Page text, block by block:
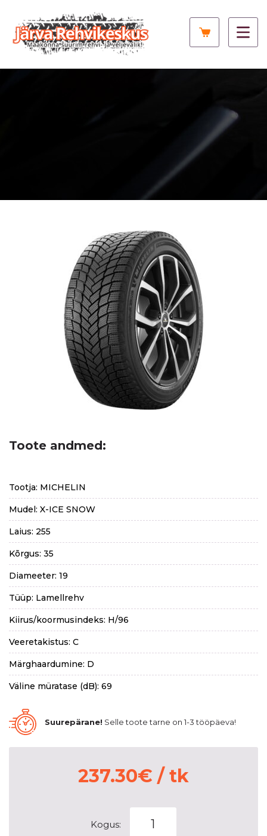
Toote andmed:
Tootja: MICHELIN
Mudel: X-ICE SNOW
Laius: 255
Kõrgus: 35
Diameeter: 19
Tüüp: Lamellrehv
Kiirus/koormusindeks: H/96
Veeretakistus: C
Märghaardumine: D
Väline müratase (dB): 69
Suurepärane! Selle toote tarne on 1-3 tööpäeva!
237.30€ / tk
Kogus: